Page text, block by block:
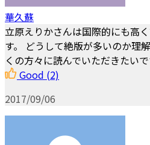
華久蘇
立原えりかさんは国際的にも高
す。 どうして絶版が多いのか理
くの方々に読んでいただきたいで
Good (2)
2017/09/06